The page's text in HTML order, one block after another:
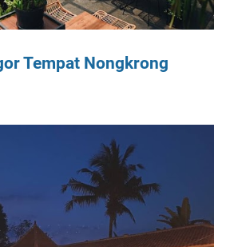
Tempat Nongkrong